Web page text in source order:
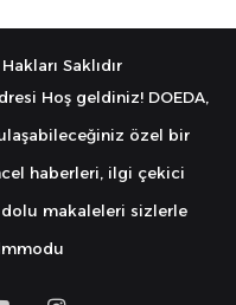
Saklıdır
Hoş geldiniz! DOEDA,
özel bir
haberleri, ilgi çekici
makaleleri sizlerle